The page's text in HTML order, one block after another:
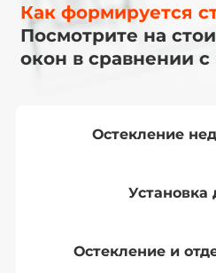
Как формируется
Посмотрите на
окон в сравнении
Остекление
Установка
Остекление и